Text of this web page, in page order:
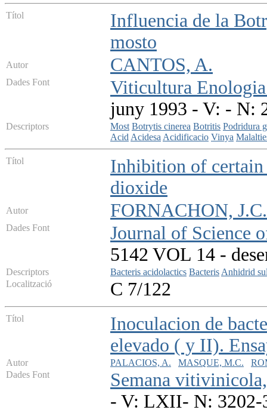
Títol
Influencia de la
mosto
Autor CANTOS, A.
Dades Font
Viticultura
juny 1993 - V: - N:
Descriptors Most Botrytis cinerea Botritis Podridura
AcidAcidesaAcidificacio Vinya
Títol
Inhibition of certain
dioxide
Autor FORNACHON,
Dades Font
Journal of Science
5142 VOL 14 -
Descriptors Bacteris acidolactics BacterisAnhidrid
Localització
C 7/122
Títol
Inoculacion de
elevado ( y II).
Autor PALACIOS, A. MASQUE, M.C.
Dades Font
Semana
- V: LXII- N: 3202-